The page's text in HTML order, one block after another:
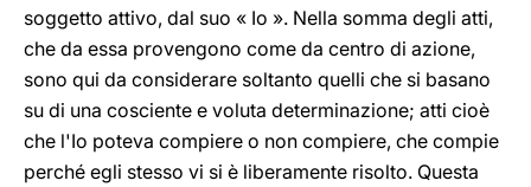
soggetto attivo, dal suo « Io ». Nella somma degli atti,
che da essa provengono come da centro di azione,
sono qui da considerare soltanto quelli che si basano
su di una cosciente e voluta determinazione; atti cioè
che l'Io poteva compiere o non compiere, che compie
perché egli stesso vi si è liberamente risolto. Questa